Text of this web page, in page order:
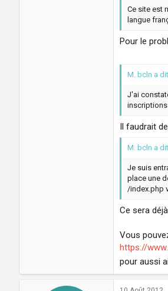
Ce site est
langue
Pour le
M. bcln a
J'ai
inscriptions
Il faudrait
M. bcln a
Je suis
place une
/index.php
Ce sera
Vous
https://
pour aussi